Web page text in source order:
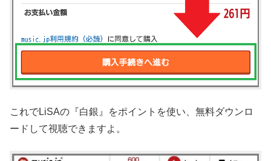
これでLiSAの『白銀』をポイントを使い、無料ダウンロ
ードして視聴できますよ。